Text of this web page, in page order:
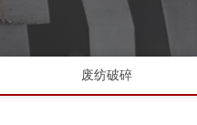
废纺破碎